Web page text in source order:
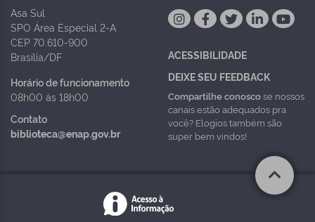
Asa Sul
SPO Área Especial 2-A
CEP 70.610-900
Brasília/DF
Horário de funcionamento
08h00 às 18h00
Contato
biblioteca@enap.gov.br
ACESSIBILIDADE
DEIXE SEU FEEDBACK
Compartilhe conoscose nossos
canais estão adequados pra
você? Elogios também são
super bem vindos!